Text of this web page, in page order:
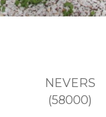
NEVERS
(58000)